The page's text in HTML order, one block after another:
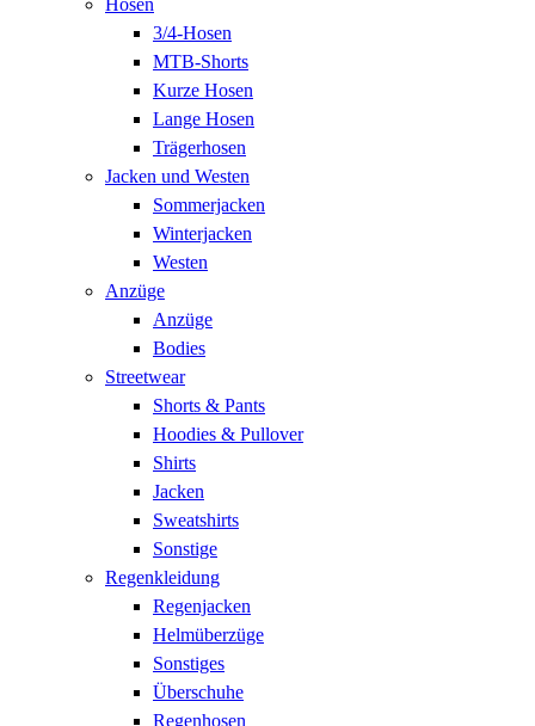
3/4-Hosen
MTB-Shorts
Kurze Hosen
Lange Hosen
Trägerhosen
Jacken und Westen
Sommerjacken
Winterjacken
Westen
Anzüge
Anzüge
Bodies
Streetwear
Shorts & Pants
Hoodies & Pullover
Shirts
Jacken
Sweatshirts
Sonstige
Regenkleidung
Regenjacken
Helmüberzüge
Sonstiges
Überschuhe
Regenhosen